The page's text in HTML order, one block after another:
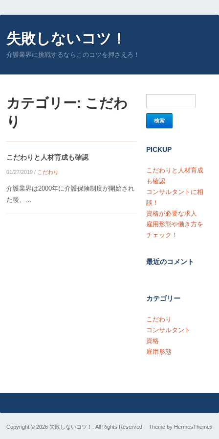
失敗しないコツ！
介護業界に挑戦するならこのコツを押さえろ！
カテゴリー: こだわ
り
こだわりと人材育成も確認
01/27/2019 / こだわり
介護業界は2000年に介護保険制度が開始され
た後、…
PICKUP
こだわりと人材育成
も確認
コンサルタントに相
談！
資格が必要な求人
雇用形態や働き方を
チェック！
最近のコメント
カテゴリー
こだわり
コンサルタント
資格
雇用形態
Theme by HermesThemes
Copyright © 2026 失敗しないコツ！. All Rights Reserved